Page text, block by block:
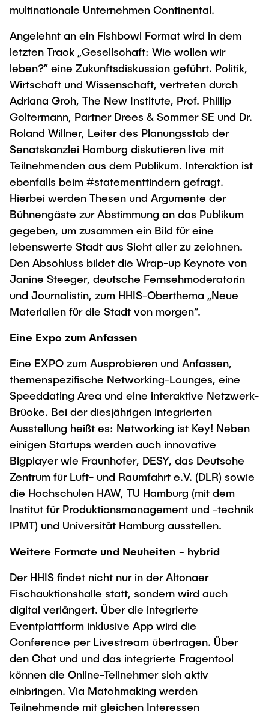
multinationale Unternehmen Continental.
Angelehnt an ein Fishbowl Format wird in dem
letzten Track „Gesellschaft: Wie wollen wir
leben?” eine Zukunftsdiskussion geführt. Politik,
Wirtschaft und Wissenschaft, vertreten durch
Adriana Groh, The New Institute, Prof. Phillip
Goltermann, Partner Drees & Sommer SE und Dr.
Roland Willner, Leiter des Planungsstab der
Senatskanzlei Hamburg diskutieren live mit
Teilnehmenden aus dem Publikum. Interaktion ist
ebenfalls beim #statementtindern gefragt.
Hierbei werden Thesen und Argumente der
Bühnengäste zur Abstimmung an das Publikum
gegeben, um zusammen ein Bild für eine
lebenswerte Stadt aus Sicht aller zu zeichnen.
Den Abschluss bildet die Wrap-up Keynote von
Janine Steeger, deutsche Fernsehmoderatorin
und Journalistin, zum HHIS-Oberthema „Neue
Materialien für die Stadt von morgen“.
Eine Expo zum Anfassen
Eine EXPO zum Ausprobieren und Anfassen,
themenspezifische Networking-Lounges, eine
Speeddating Area und eine interaktive Netzwerk-
Brücke. Bei der diesjährigen integrierten
Ausstellung heißt es: Networking ist Key! Neben
einigen Startups werden auch innovative
Bigplayer wie Fraunhofer, DESY, das Deutsche
Zentrum für Luft- und Raumfahrt e.V. (DLR) sowie
die Hochschulen HAW, TU Hamburg (mit dem
Institut für Produktionsmanagement und -technik
IPMT) und Universität Hamburg ausstellen.
Weitere Formate und Neuheiten - hybrid
Der HHIS findet nicht nur in der Altonaer
Fischauktionshalle statt, sondern wird auch
digital verlängert. Über die integrierte
Eventplattform inklusive App wird die
Conference per Livestream übertragen. Über
den Chat und und das integrierte Fragentool
können die Online-Teilnehmer sich aktiv
einbringen. Via Matchmaking werden
Teilnehmende mit gleichen Interessen